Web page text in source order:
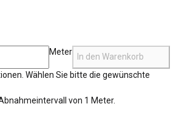
Meter
In den Warenkorb
Wählen Sie bitte die gewünschte
von 1 Meter.